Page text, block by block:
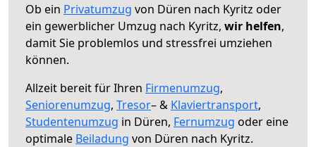
Ob ein Privatumzug von Düren nach Kyritz oder
ein gewerblicher Umzug nach Kyritz, wir helfen,
damit Sie problemlos und stressfrei umziehen
können.
Allzeit bereit für Ihren Firmenumzug,
Seniorenumzug, Tresor– & Klaviertransport,
Studentenumzug in Düren, Fernumzug oder eine
optimale Beiladung von Düren nach Kyritz.